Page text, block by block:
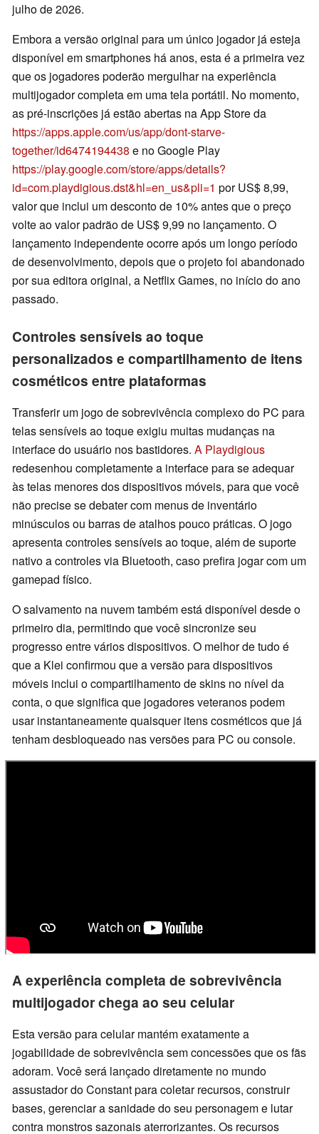
julho de 2026.
Embora a versão original para um único jogador já esteja
disponível em smartphones há anos, esta é a primeira vez
que os jogadores poderão mergulhar na experiência
multijogador completa em uma tela portátil. No momento,
as pré-inscrições já estão abertas na App Store da
https://apps.apple.com/us/app/dont-starve-
together/id6474194438 e no Google Play
https://play.google.com/store/apps/details?
id=com.playdigious.dst&hl=en_us&pli=1 por US$ 8,99,
valor que inclui um desconto de 10% antes que o preço
volte ao valor padrão de US$ 9,99 no lançamento. O
lançamento independente ocorre após um longo período
de desenvolvimento, depois que o projeto foi abandonado
por sua editora original, a Netflix Games, no início do ano
passado.
Controles sensíveis ao toque
personalizados e compartilhamento de itens
cosméticos entre plataformas
Transferir um jogo de sobrevivência complexo do PC para
telas sensíveis ao toque exigiu muitas mudanças na
interface do usuário nos bastidores. A Playdigious
redesenhou completamente a interface para se adequar
às telas menores dos dispositivos móveis, para que você
não precise se debater com menus de inventário
minúsculos ou barras de atalhos pouco práticas. O jogo
apresenta controles sensíveis ao toque, além de suporte
nativo a controles via Bluetooth, caso prefira jogar com um
gamepad físico.
O salvamento na nuvem também está disponível desde o
primeiro dia, permitindo que você sincronize seu
progresso entre vários dispositivos. O melhor de tudo é
que a Klei confirmou que a versão para dispositivos
móveis inclui o compartilhamento de skins no nível da
conta, o que significa que jogadores veteranos podem
usar instantaneamente quaisquer itens cosméticos que já
tenham desbloqueado nas versões para PC ou console.
A experiência completa de sobrevivência
multijogador chega ao seu celular
Esta versão para celular mantém exatamente a
jogabilidade de sobrevivência sem concessões que os fãs
adoram. Você será lançado diretamente no mundo
assustador do Constant para coletar recursos, construir
bases, gerenciar a sanidade do seu personagem e lutar
contra monstros sazonais aterrorizantes. Os recursos